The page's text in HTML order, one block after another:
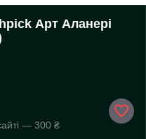
Арт Аланері
— 300 ₴